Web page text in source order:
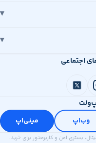
اجتماعی
وب‌اپ مینی‌اپ
بستری امن و کاربرمحور برای خرید،